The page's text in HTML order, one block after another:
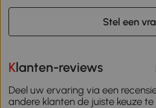
Stel een
Klanten-reviews
Deel uw ervaring via een
andere klanten de juiste keuze te